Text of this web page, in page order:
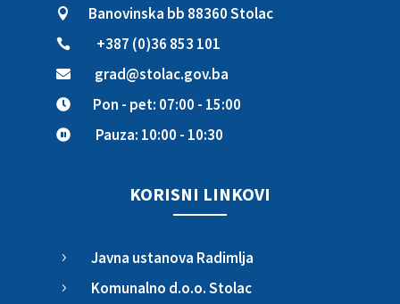
 Banovinska bb 88360 Stolac
 +387 (0)36 853 101
 grad@stolac.gov.ba
 Pon - pet: 07:00 - 15:00
 Pauza: 10:00 - 10:30
KORISNI LINKOVI
5 Javna ustanova Radimlja
5 Komunalno d.o.o. Stolac